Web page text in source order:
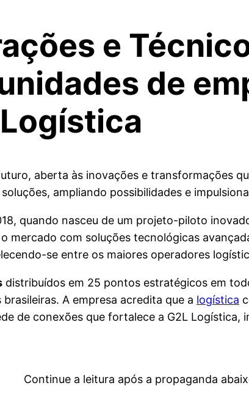
e
de
aberta às inovações e transformações
ampliando possibilidades e
quando nasceu de um projeto-piloto
mercado com soluções tecnológicas
se entre os maiores operadores
distribuídos em 25 pontos estratégicos em
A empresa acredita que a logística
de conexões que fortalece a G2L Logística,
Continue a leitura após a propaganda